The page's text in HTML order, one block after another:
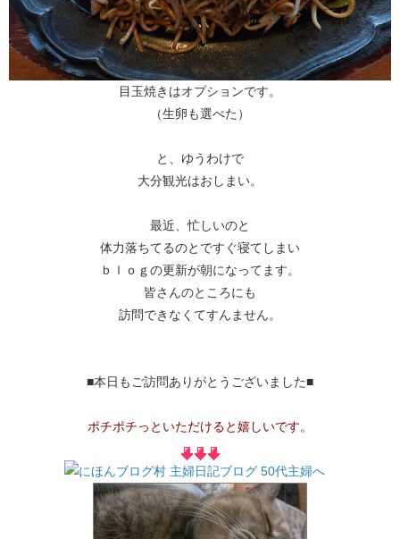
目玉焼きはオプションです。
（生卵も選べた）
と、ゆうわけで
大分観光はおしまい。
最近、忙しいのと
体力落ちてるのとですぐ寝てしまい
ｂｌｏｇの更新が朝になってます。
皆さんのところにも
訪問できなくてすんません。
■本日もご訪問ありがとうございました■
ポチポチっといただけると嬉しいです。